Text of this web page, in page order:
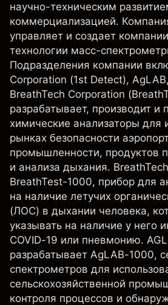
научно-техническим
коммерциализацией.
управляет и создает
технологии масс-
Подразделения компании
Corporation (1st Detect),
BreathTech Corporation
разрабатывает, производит и
химические анализаторы для
рынках безопасности
промышленности, продуктов
и анализа дыхания.
BreathTest-1000, прибор для
на наличие летучих
(ЛОС) в дыхании человека,
указывать на наличие у него
COVID-19 или пневмонию.
разрабатывает AgLAB-1000,
спектрометров для
сельскохозяйственной
контроля процессов и